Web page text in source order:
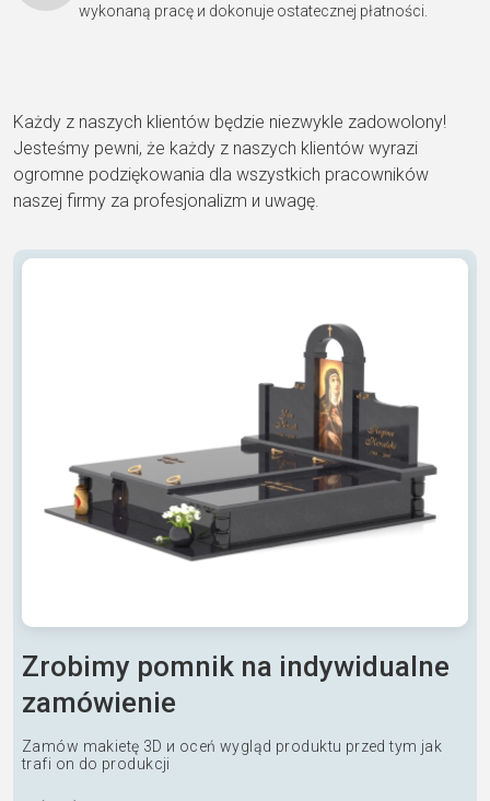
wykonaną pracę и dokonuje ostatecznej płatności.
Każdy z naszych klientów będzie niezwykle zadowolony!
Jesteśmy pewni, że każdy z naszych klientów wyrazi
ogromne podziękowania dla wszystkich pracowników
naszej firmy za profesjonalizm и uwagę.
Zrobimy pomnik na indywidualne
zamówienie
Zamów makietę 3D и oceń wygląd produktu przed tym jak
trafi on do produkcji